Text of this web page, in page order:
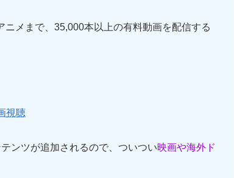
ニメまで、35,000本以上の有料動画を配信する
視聴
ンツが追加されるので、ついつい映画や海外ド